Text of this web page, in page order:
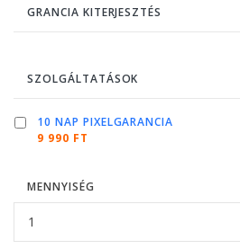
GRANCIA KITERJESZTÉS
SZOLGÁLTATÁSOK
10 NAP PIXELGARANCIA
9 990 FT
MENNYISÉG